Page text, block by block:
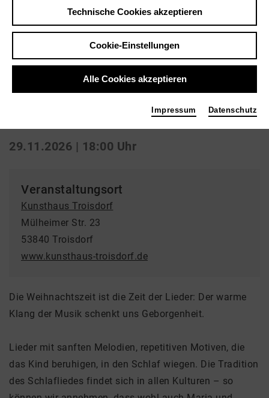
Zurück|Übersicht
Konzerte | Alte Musik
OPIA - LULLAY
29.11.2026 | 18:00 Uhr
Veranstaltungsort
Kunsthaus Troisdorf
Mülheimer Str. 23
53840 Troisdorf
www.kunsthaus-troisdorf.de
Die Weihnachtszeit ist die Zeit der Lieder: Der warme
Klang der Musik schenkt uns Geborgenheit.
Lieder mit sanften Melodien, repetitiven Motiven, die
das Kind beruhigen, in den Schlaf wiegen. Die Tradition
des Schlafliedes findet sich in allen Kulturen – so
Technische Cookies akzeptieren
Cookie-Einstellungen
Alle Cookies akzeptieren
Impressum Datenschutz